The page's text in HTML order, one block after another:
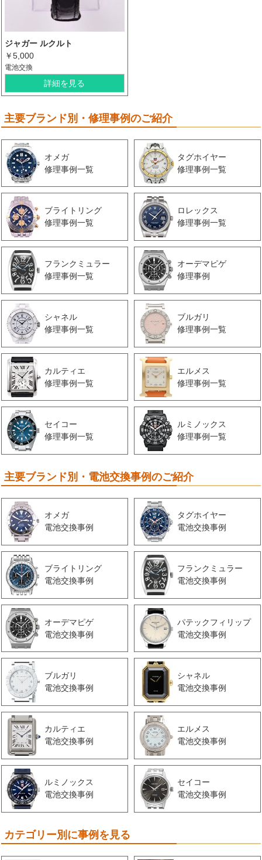
ジャガー ルクルト
￥5,000
電池交換
詳細を見る
主要ブランド別・修理事例のご紹介
オメガ
修理事例一覧
タグホイヤー
修理事例一覧
ブライトリング
修理事例一覧
ロレックス
修理事例一覧
フランクミュラー
修理事例一覧
オーデマピゲ
修理事例
シャネル
修理事例一覧
ブルガリ
修理事例一覧
カルティエ
修理事例一覧
エルメス
修理事例一覧
セイコー
修理事例一覧
ルミノックス
修理事例一覧
主要ブランド別・電池交換事例のご紹介
オメガ
電池交換事例
タグホイヤー
電池交換事例
ブライトリング
電池交換事例
フランクミュラー
電池交換事例
オーデマピゲ
電池交換事例
パテックフィリップ
電池交換事例
ブルガリ
電池交換事例
シャネル
電池交換事例
カルティエ
電池交換事例
エルメス
電池交換事例
ルミノックス
電池交換事例
セイコー
電池交換事例
カテゴリー別に事例を見る